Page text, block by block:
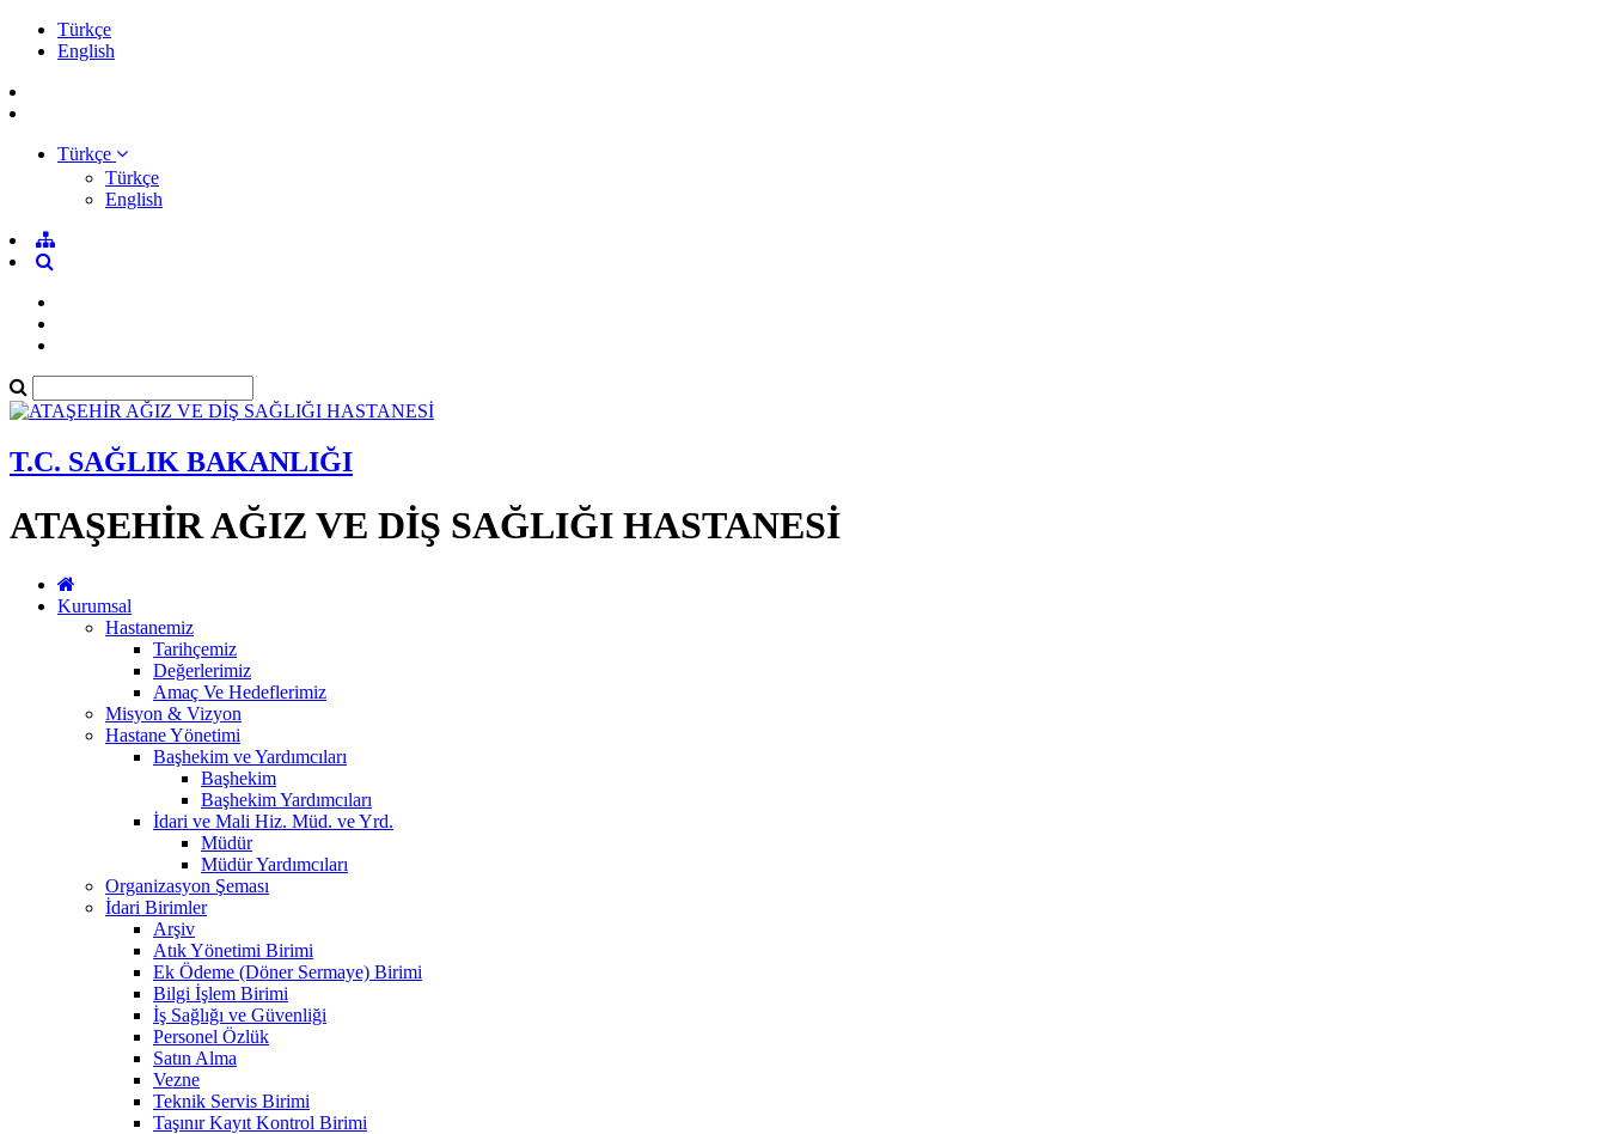
Türkçe
English
Türkçe
Türkçe
English
T.C. SAĞLIK BAKANLIĞI
ATAŞEHİR AĞIZ VE DİŞ SAĞLIĞI HASTANESİ
Kurumsal
Hastanemiz
Tarihçemiz
Değerlerimiz
Amaç Ve Hedeflerimiz
Misyon & Vizyon
Hastane Yönetimi
Başhekim ve Yardımcıları
Başhekim
Başhekim Yardımcıları
İdari ve Mali Hiz. Müd. ve Yrd.
Müdür
Müdür Yardımcıları
Organizasyon Şeması
İdari Birimler
Arşiv
Atık Yönetimi Birimi
Ek Ödeme (Döner Sermaye) Birimi
Bilgi İşlem Birimi
İş Sağlığı ve Güvenliği
Personel Özlük
Satın Alma
Vezne
Teknik Servis Birimi
Taşınır Kayıt Kontrol Birimi